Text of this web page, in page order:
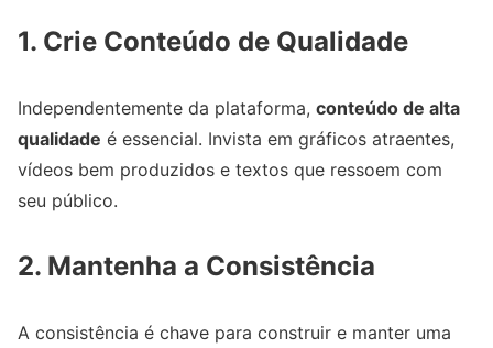
1. Crie Conteúdo de Qualidade
Independentemente da plataforma, conteúdo de alta
qualidade é essencial. Invista em gráficos atraentes,
vídeos bem produzidos e textos que ressoem com
seu público.
2. Mantenha a Consistência
A consistência é chave para construir e manter uma